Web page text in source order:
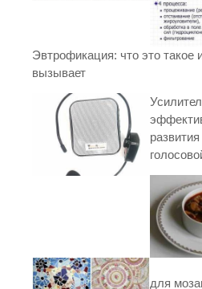
Эвтрофикация: что это такое
вызывает
для